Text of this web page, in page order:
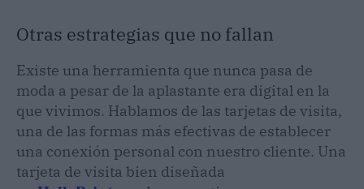
Otras estrategias que no fallan
Existe una herramienta que nunca pasa de
moda a pesar de la aplastante era digital en la
que vivimos. Hablamos de las tarjetas de visita,
una de las formas más efectivas de establecer
una conexión personal con nuestro cliente. Una
tarjeta de visita bien diseñada